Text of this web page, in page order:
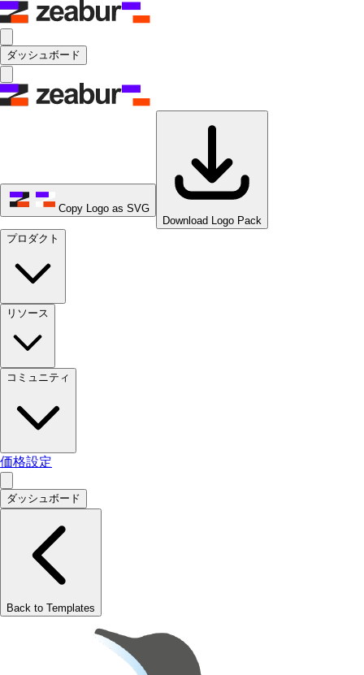
ダッシュボード
Copy Logo as SVG
Download Logo Pack
プロダクト
リソース
コミュニティ
価格設定
ダッシュボード
Back to Templates